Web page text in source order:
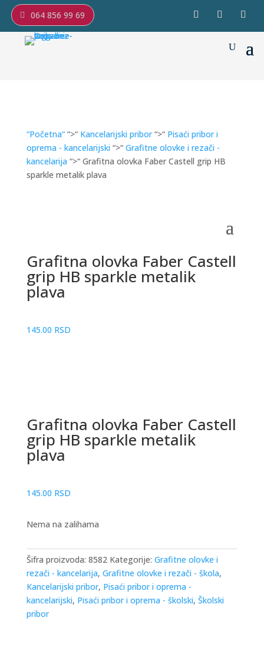
064 856 99 69
“Početna““>“ Kancelarijski pribor“>“ Pisaći pribor i
oprema - kancelarijski “>“ Grafitne olovke i rezači -
kancelarija “>“ Grafitna olovka Faber Castell grip HB
sparkle metalik plava
Grafitna olovka Faber Castell
grip HB sparkle metalik
plava
145.00 RSD
Grafitna olovka Faber Castell
grip HB sparkle metalik
plava
145.00 RSD
Nema na zalihama
Šifra proizvoda: 8582 Kategorije: Grafitne olovke i
rezači - kancelarija, Grafitne olovke i rezači - škola,
Kancelarijski pribor, Pisaći pribor i oprema -
kancelarijski, Pisaći pribor i oprema - školski, Školski
pribor